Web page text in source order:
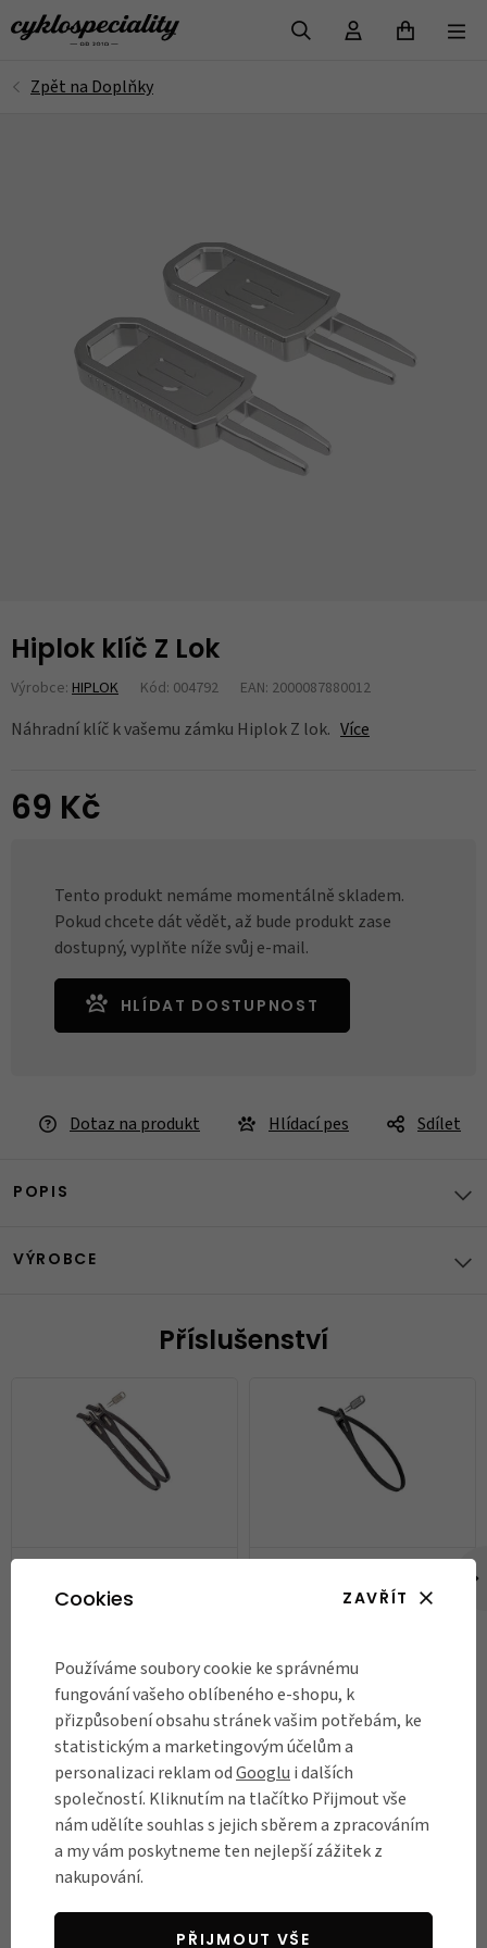
Hiplok klíč Z Lok
Výrobce: HIPLOK Kód: 004792 EAN: 2000087880012
Náhradní klíč k vašemu zámku Hiplok Z lok. Více
69 Kč
Tento produkt nemáme momentálně skladem.
Pokud chcete dát vědět, až bude produkt zase
dostupný, vyplňte níže svůj e-mail.
HLÍDAT DOSTUPNOST
Dotaz na produkt Hlídací pes Sdílet
POPIS
VÝROBCE
Příslušenství
Skladem
DO KOŠÍKU
Skladem
DO KOŠÍKU
RECENZE
Názory našich zákazníků
Byla jsem nadšená z přístupu a znalostí
Cookies ZAVŘÍT
Používáme soubory cookie ke správnému
fungování vašeho oblíbeného e-shopu, k
přizpůsobení obsahu stránek vašim potřebám, ke
statistickým a marketingovým účelům a
personalizaci reklam odGooglu i dalších
společností. Kliknutím na tlačítko Přijmout vše
nám udělíte souhlas s jejich sběrem a zpracováním
a my vám poskytneme ten nejlepší zážitek z
nakupování.
PŘIJMOUT VŠE